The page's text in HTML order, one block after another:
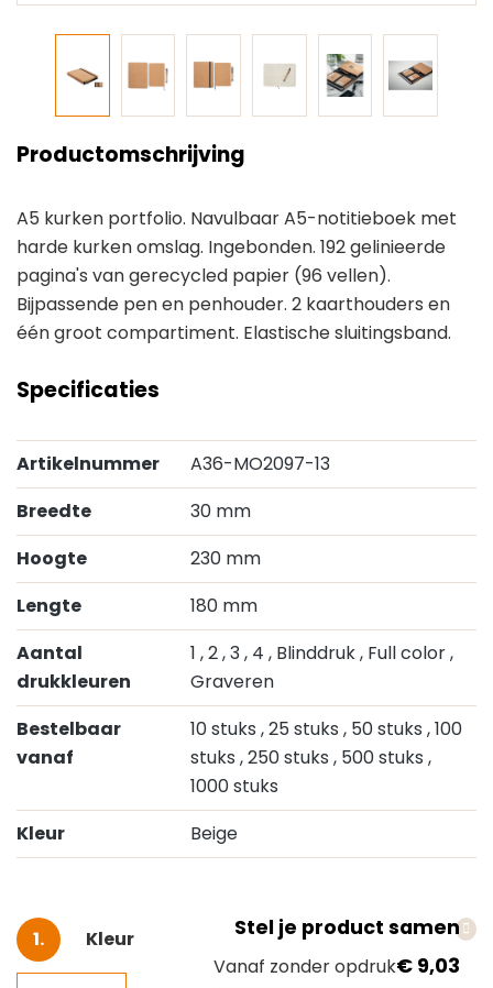
Productomschrijving
A5 kurken portfolio. Navulbaar A5-notitieboek met
harde kurken omslag. Ingebonden. 192 gelinieerde
pagina's van gerecycled papier (96 vellen).
Bijpassende pen en penhouder. 2 kaarthouders en
één groot compartiment. Elastische sluitingsband.
Specificaties
Artikelnummer
A36-MO2097-13
Breedte
30 mm
Hoogte
230 mm
Lengte
180 mm
Aantal
drukkleuren
1 , 2, 3, 4 , Blinddruk, Full color,
Graveren
Bestelbaar
vanaf
10 stuks , 25 stuks , 50 stuks , 100
stuks , 250 stuks , 500 stuks ,
1000 stuks
Kleur
Beige
Stel je product samen
Vanaf zonder opdruk€ 9,03
Selecteer
Kleur